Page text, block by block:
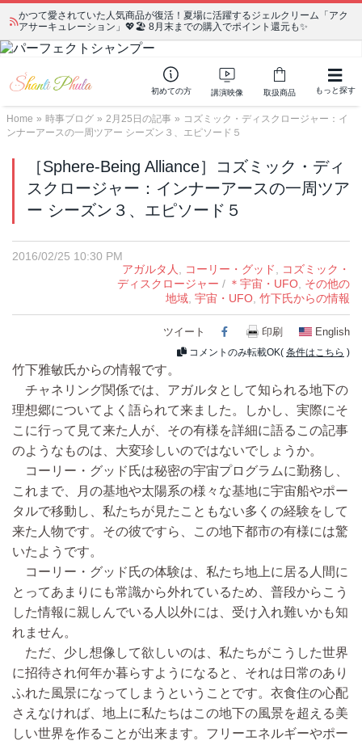
かつて愛されていた人気商品が復活！夏場に活躍するジェルクリーム「アク
アサーキュレーション」💖🏖️ 8月末までの購入でポイント還元も✨
初めての方 講演映像 取扱商品 もっと探す
Home » 時事ブログ » 2月25日の記事 » コズミック・ディスクロージャー：イ
ンナーアースの一周ツアー シーズン３、エピソード５
［Sphere-Being Alliance］コズミック・ディ
スクロージャー：インナーアースの一周ツア
ー シーズン３、エピソード５
2016/02/25 10:30 PM
アガルタ人
コーリー・グッド
コズミック・
ディスクロージャー / ＊宇宙・UFO その他の
地域 宇宙・UFO 竹下氏からの情報
ツイート Facebook
印刷 English
コメントのみ転載OK( 条件はこちら )
竹下雅敏氏からの情報です。
チャネリング関係では、アガルタとして知られる地下の
理想郷についてよく語られて来ました。しかし、実際にそ
こに行って見て来た人が、その有様を詳細に語るこの記事
のようなものは、大変珍しいのではないでしょうか。
コーリー・グッド氏は秘密の宇宙プログラムに勤務し、
これまで、月の基地や太陽系の様々な基地に宇宙船やポー
タルで移動し、私たちが見たこともない多くの経験をして
来た人物です。その彼ですら、この地下都市の有様には驚
いたようです。
コーリー・グッド氏の体験は、私たち地上に居る人間に
とってあまりにも常識から外れているため、普段からこう
した情報に親しんでいる人以外には、受け入れ難いかも知
れません。
ただ、少し想像して欲しいのは、私たちがこうした世界
に招待され何年か暮らすようになると、それは日常のあり
ふれた風景になってしまうということです。衣食住の心配
さえなければ、地上に私たちはこの地下の風景を超える美
しい世界を作ることが出来ます。フリーエネルギーやポー